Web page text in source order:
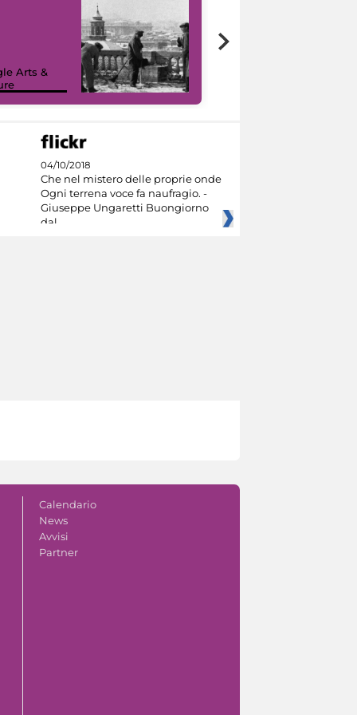
Arts &
04/10/2018
Che nel mistero delle proprie onde
Ogni terrena voce fa naufragio. -
Giuseppe Ungaretti Buongiorno
dal
Calendario
News
Avvisi
Partner